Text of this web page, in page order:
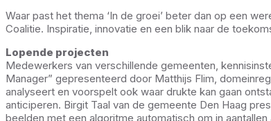
Waar past het thema ‘In de groei’ beter dan op een
Coalitie. Inspiratie, innovatie en een blik naar de
Lopende projecten
Medewerkers van verschillende gemeenten,
Manager” gepresenteerd door Matthijs Flim,
analyseert en voorspelt ook waar drukte kan gaan
anticiperen. Birgit Taal van de gemeente Den Haag
beelden met een algoritme automatisch om in